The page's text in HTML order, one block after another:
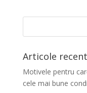
Articole
Motivele pentru
cele mai bune